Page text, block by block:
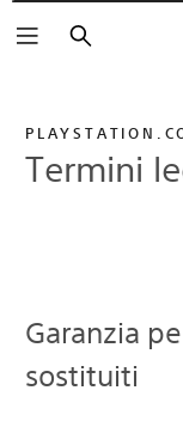
Cerca
Termini
Garanzia
sostituiti